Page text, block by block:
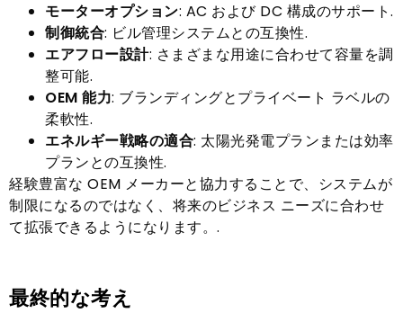
モーターオプション: AC および DC 構成のサポート.
制御統合: ビル管理システムとの互換性.
エアフロー設計: さまざまな用途に合わせて容量を調
整可能.
OEM 能力: ブランディングとプライベート ラベルの
柔軟性.
エネルギー戦略の適合: 太陽光発電プランまたは効率
プランとの互換性.
経験豊富な OEM メーカーと協力することで、システムが
制限になるのではなく、将来のビジネス ニーズに合わせ
て拡張できるようになります。.
最終的な考え